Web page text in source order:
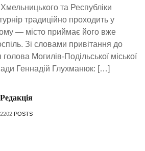
та Республіки
традиційно проходить у
— місто приймає його вже
Зі словами привітання до
Могилів-Подільської міської
Геннадій Глухманюк: […]
Редакція
2202 POSTS